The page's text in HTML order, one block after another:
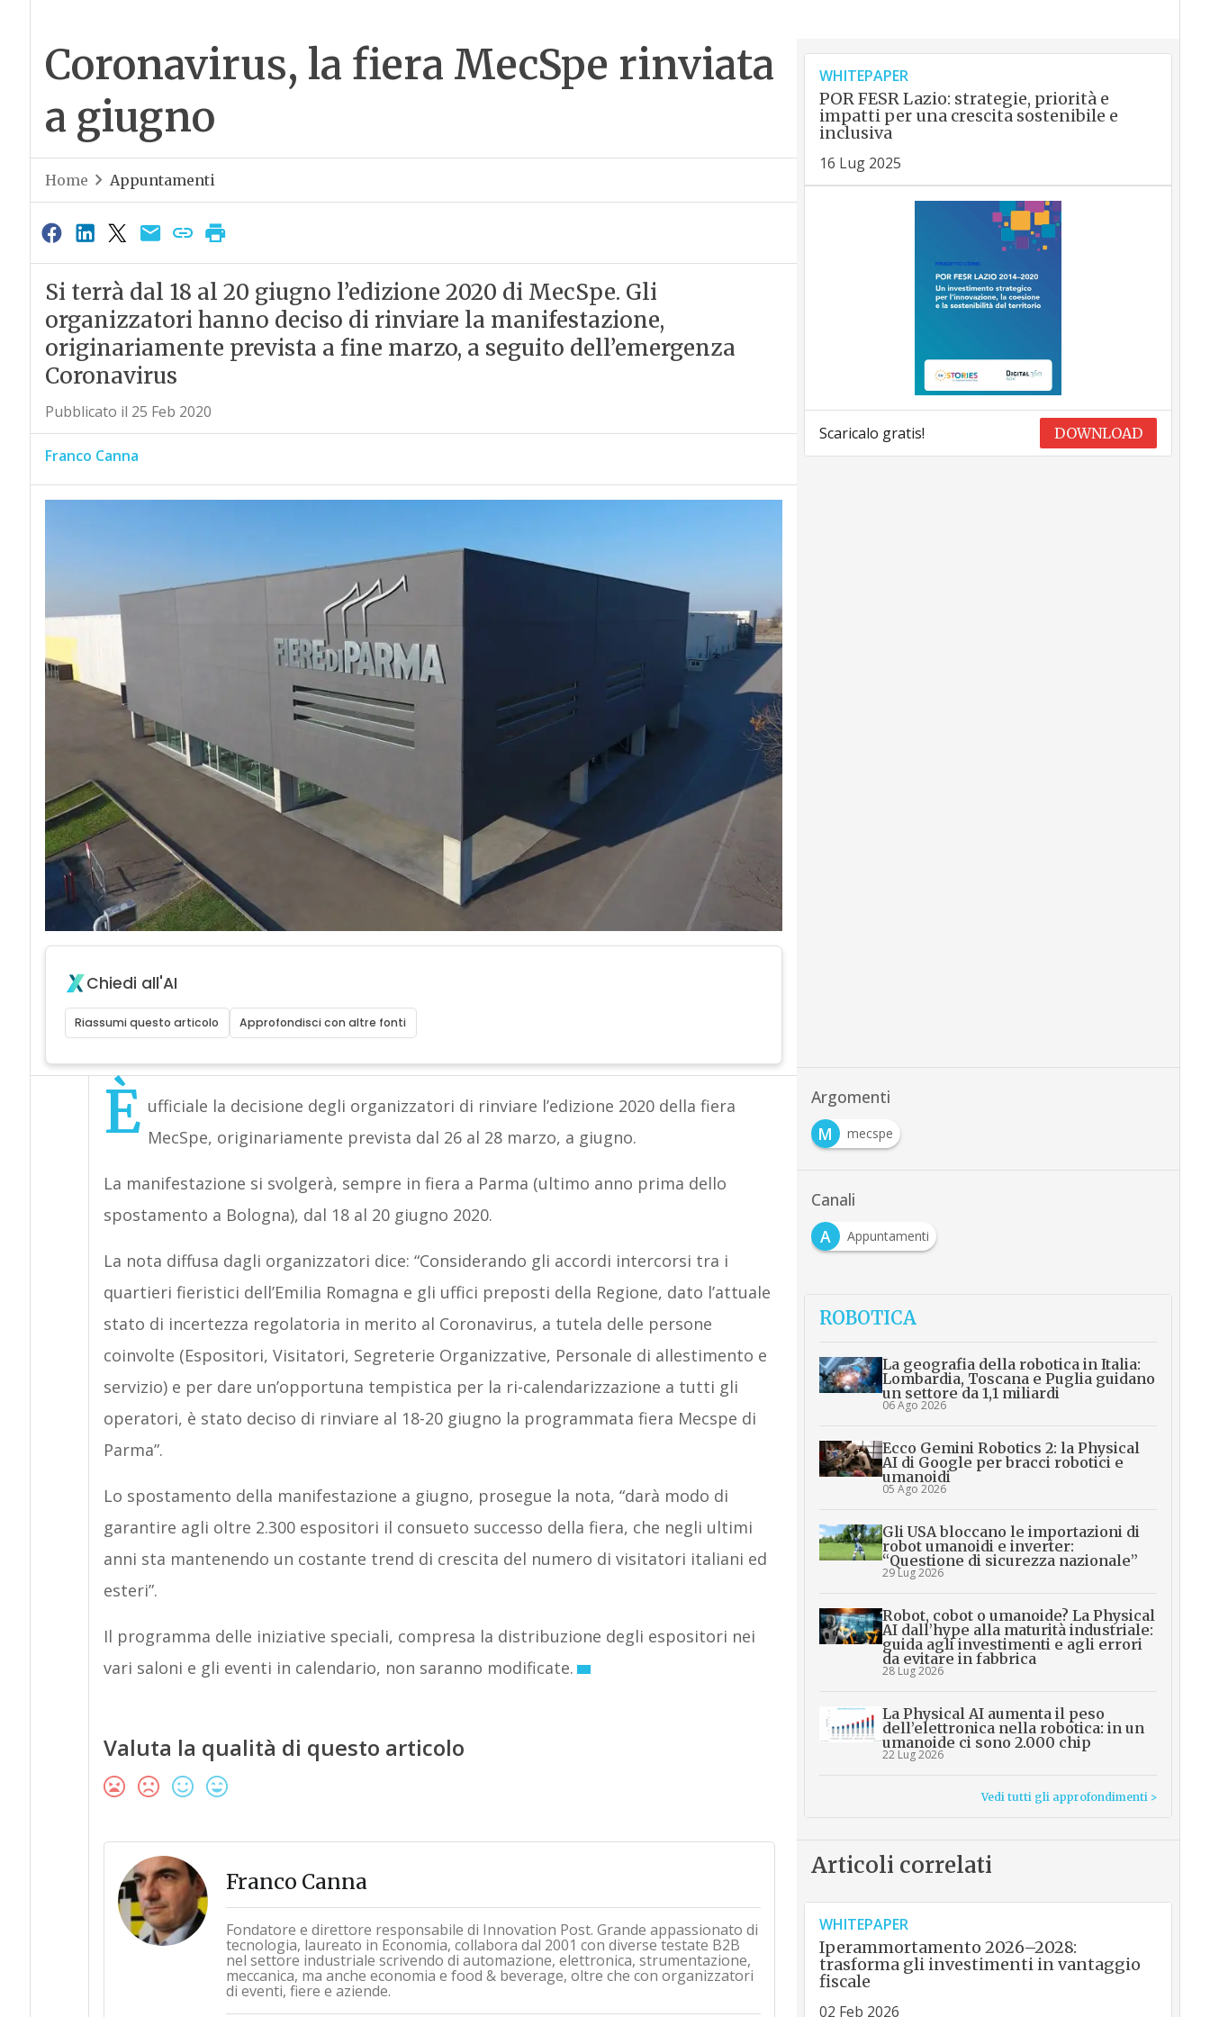
Coronavirus, la fiera MecSpe rinviata
a giugno
Home Appuntamenti
Si terrà dal 18 al 20 giugno l’edizione 2020 di MecSpe. Gli
organizzatori hanno deciso di rinviare la manifestazione,
originariamente prevista a fine marzo, a seguito dell’emergenza
Coronavirus
Pubblicato il 25 Feb 2020
Franco Canna
Chiedi all'AI
Riassumi questo articolo Approfondisci con altre fonti
È ufficiale la decisione degli organizzatori di rinviare l’edizione 2020 della fiera
MecSpe, originariamente prevista dal 26 al 28 marzo, a giugno.
La manifestazione si svolgerà, sempre in fiera a Parma (ultimo anno prima dello
spostamento a Bologna), dal 18 al 20 giugno 2020.
La nota diffusa dagli organizzatori dice: “Considerando gli accordi intercorsi tra i
quartieri fieristici dell’Emilia Romagna e gli uffici preposti della Regione, dato l’attuale
stato di incertezza regolatoria in merito al Coronavirus, a tutela delle persone
coinvolte (Espositori, Visitatori, Segreterie Organizzative, Personale di allestimento e
servizio) e per dare un’opportuna tempistica per la ri-calendarizzazione a tutti gli
operatori, è stato deciso di rinviare al 18-20 giugno la programmata fiera Mecspe di
Parma”.
Lo spostamento della manifestazione a giugno, prosegue la nota, “darà modo di
garantire agli oltre 2.300 espositori il consueto successo della fiera, che negli ultimi
anni sta mantenendo un costante trend di crescita del numero di visitatori italiani ed
esteri”.
Il programma delle iniziative speciali, compresa la distribuzione degli espositori nei
vari saloni e gli eventi in calendario, non saranno modificate.
Valuta la qualità di questo articolo
Franco Canna
Fondatore e direttore responsabile di Innovation Post. Grande appassionato di
tecnologia, laureato in Economia, collabora dal 2001 con diverse testate B2B
nel settore industriale scrivendo di automazione, elettronica, strumentazione,
meccanica, ma anche economia e food & beverage, oltre che con organizzatori
di eventi, fiere e aziende.
WHITEPAPER
POR FESR Lazio: strategie, priorità e
impatti per una crescita sostenibile e
inclusiva
16 Lug 2025
Scaricalo gratis! DOWNLOAD
Argomenti
M
mecspe
Canali
A
Appuntamenti
ROBOTICA
La geografia della robotica in Italia:
Lombardia, Toscana e Puglia guidano
un settore da 1,1 miliardi
06 Ago 2026
Ecco Gemini Robotics 2: la Physical
AI di Google per bracci robotici e
umanoidi
05 Ago 2026
Gli USA bloccano le importazioni di
robot umanoidi e inverter:
“Questione di sicurezza nazionale”
29 Lug 2026
Robot, cobot o umanoide? La Physical
AI dall’hype alla maturità industriale:
guida agli investimenti e agli errori
da evitare in fabbrica
28 Lug 2026
La Physical AI aumenta il peso
dell’elettronica nella robotica: in un
umanoide ci sono 2.000 chip
22 Lug 2026
Vedi tutti gli approfondimenti >
Articoli correlati
WHITEPAPER
Iperammortamento 2026–2028:
trasforma gli investimenti in vantaggio
fiscale
02 Feb 2026